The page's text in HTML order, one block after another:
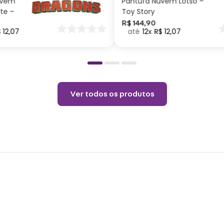
–
12,07
Toy Story
R$ 144,90
12 R$ 12,07
Ver todos os produtos